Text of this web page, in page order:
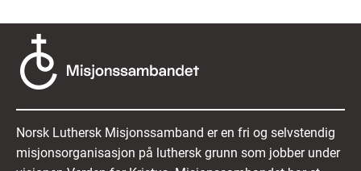
Norsk Luthersk Misjonssamband er en fri og selvstendig
misjonsorganisasjon på luthersk grunn som jobber under